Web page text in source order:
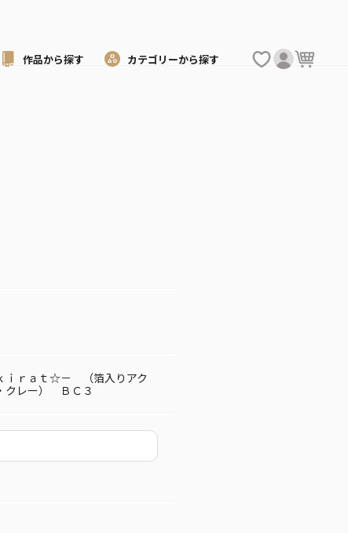
作品から探す カテゴリーから探す
ｉｒａｔ☆－ （箔入りアク
クレー） ＢＣ３